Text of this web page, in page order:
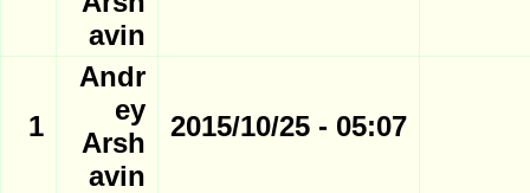
avin
05:07 - 2015/10/25
Andr
ey
Arsh
avin
1